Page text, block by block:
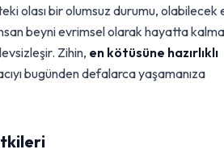
olası bir olumsuz durumu, olabilecek
beyni evrimsel olarak hayatta
Zihin, en kötüsüne hazırlıklı
bugünden defalarca yaşamanıza